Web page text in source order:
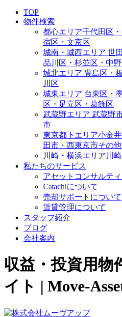
TOP
物件検索
都心エリア千代田区
宿区・文京区
城南・城西エリア 世
品川区・杉並区・中
城北エリア 豊島区・
川区
城東エリア 台東区・
区・足立区・葛飾区
武蔵野エリア 武蔵野
市
東京都下エリア小金
田市・西東京市その他
川崎・横浜エリア 川
私たちのサービス
アセットコンサルテ
Catachiについて
売却サポートについて
賃貸管理について
スタッフ紹介
ブログ
会社案内
収益・投資用物
イト | Move-